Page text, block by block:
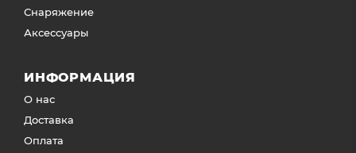
Снаряжение
Аксессуары
ИНФОРМАЦИЯ
О нас
Доставка
Оплата